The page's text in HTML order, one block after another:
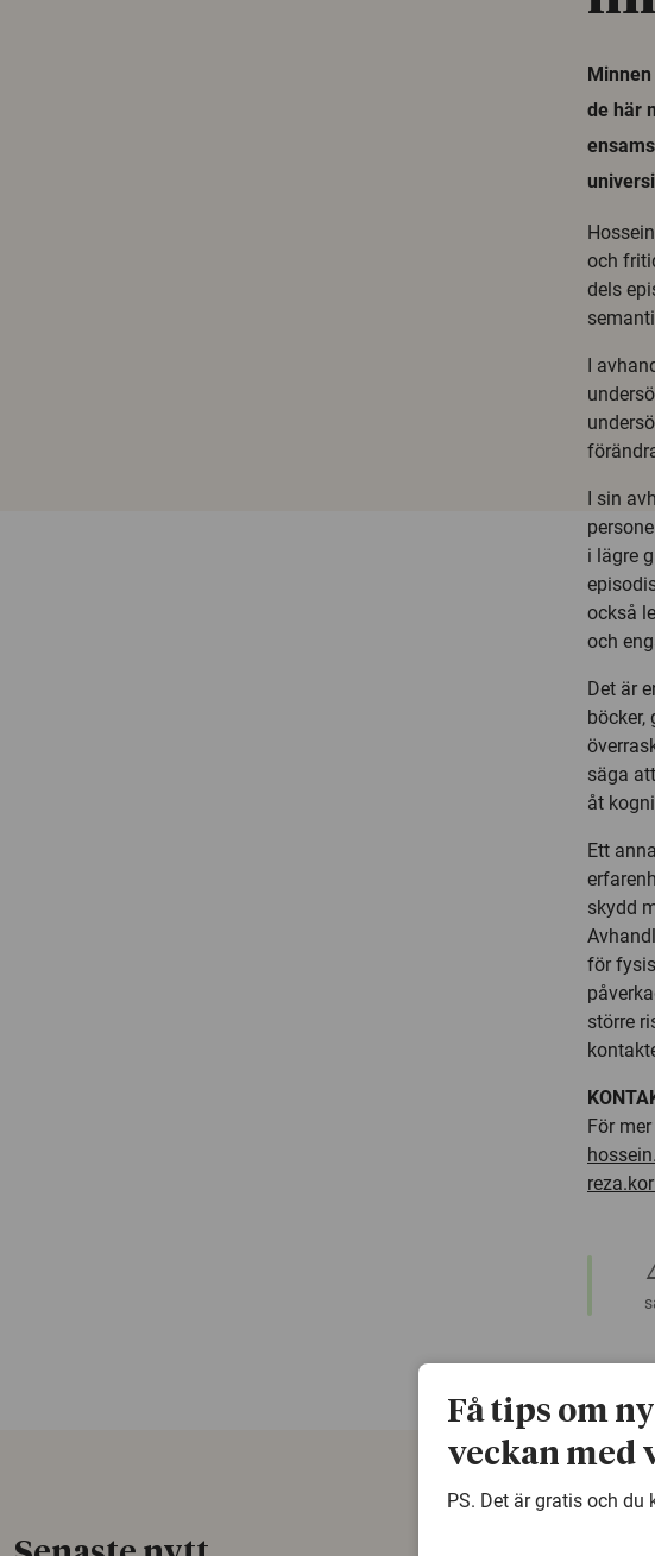
de här
och
dels
I
I sin
i lägre
också
och
Det är
böcker,
säga
åt
Ett
skydd
för
större
För
Få tips om
veckan med
PS. Det är gratis och du